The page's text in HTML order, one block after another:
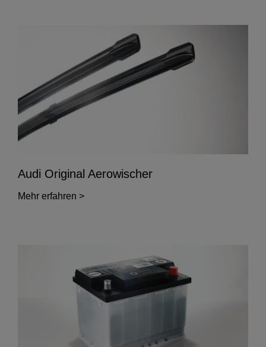
Audi Original Aerowischer
Mehr erfahren >